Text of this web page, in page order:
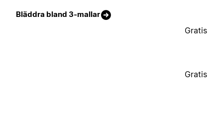
Bläddra bland 3-mallar
Gratis
Gratis